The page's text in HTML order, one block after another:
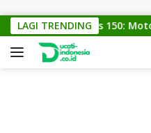
LAGI TRENDING
KTM Cross 150: